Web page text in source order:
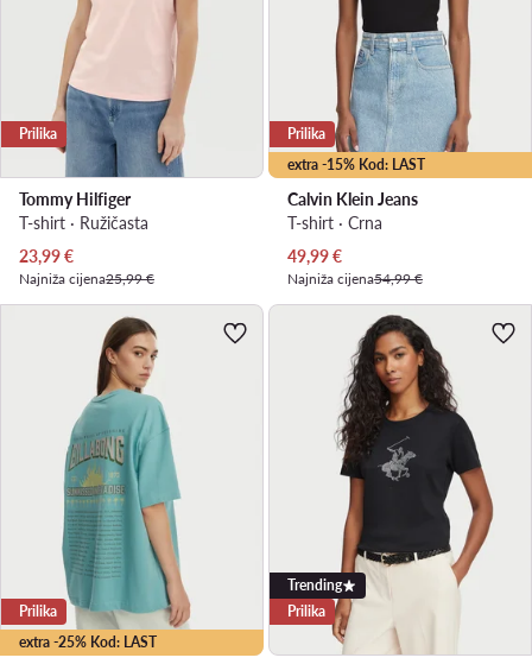
Prilika
Tommy Hilfiger
T-shirt · Ružičasta
Trenutna cijena
23,99€
Najniža cijena25,99 €
extra -15% Kod: LAST
Prilika
Calvin Klein Jeans
T-shirt · Crna
Trenutna cijena
49,99€
Najniža cijena54,99 €
extra -25% Kod: LAST
Prilika
Trending
Prilika